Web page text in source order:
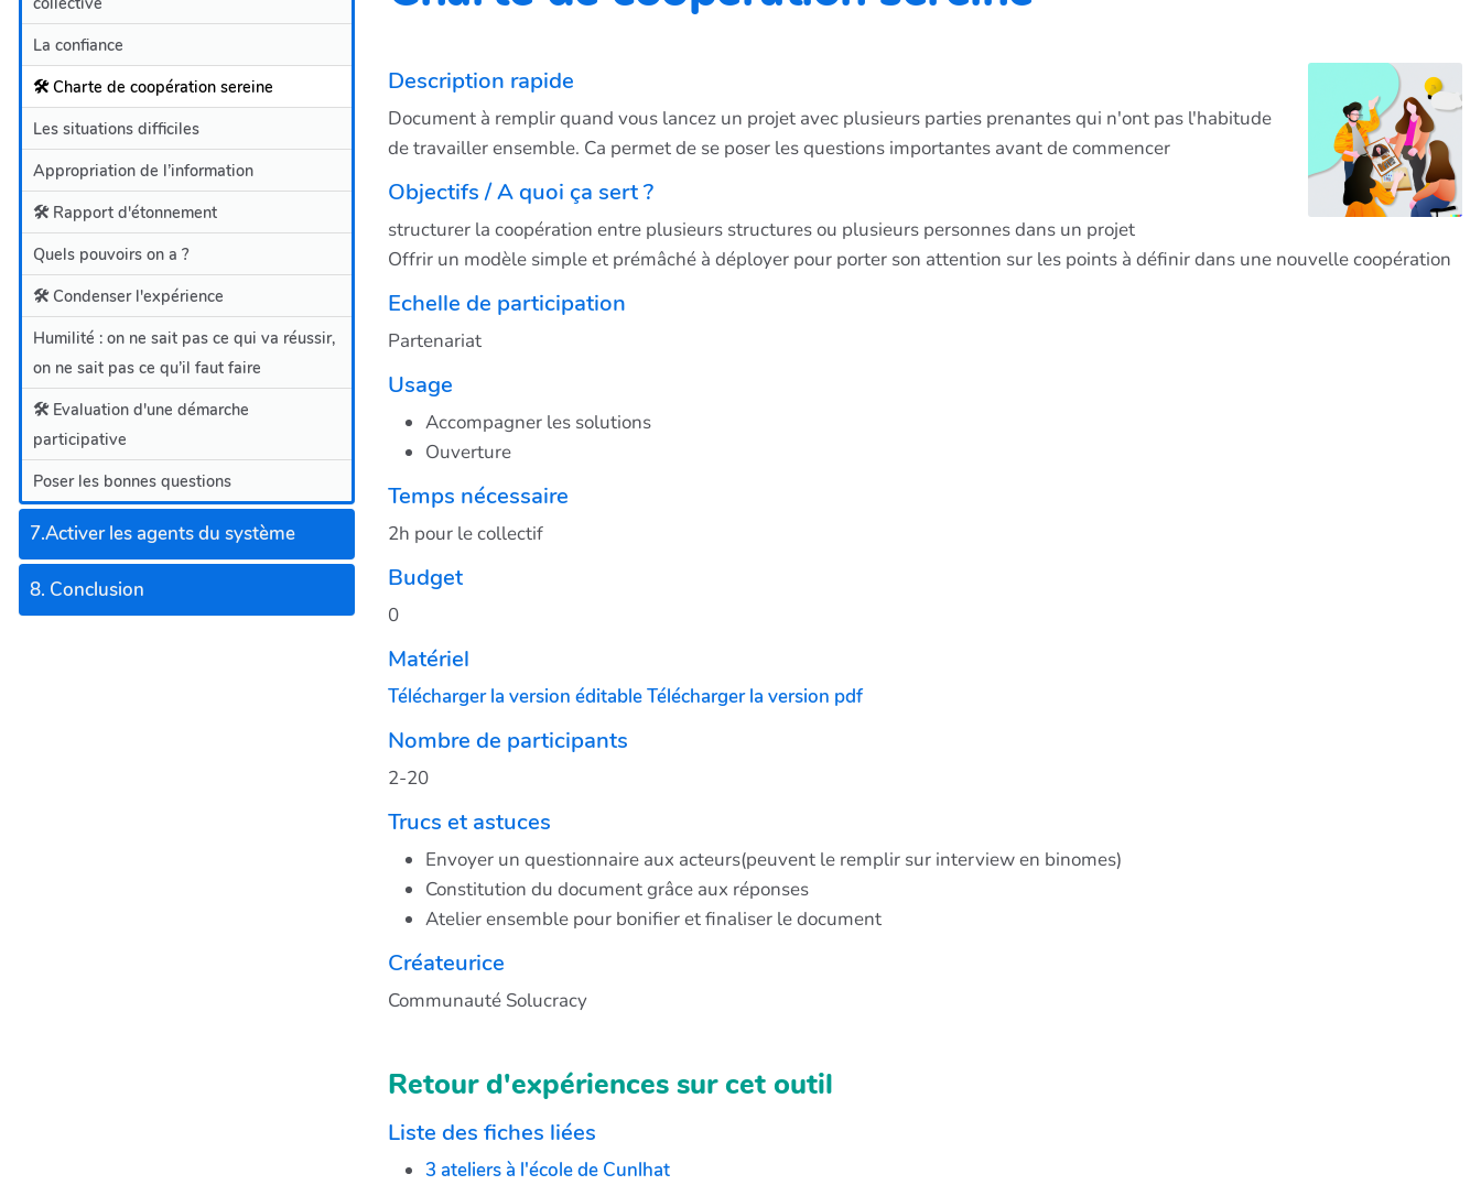
La confiance
🛠️ Charte de coopération sereine
Les situations difficiles
Appropriation de l’information
🛠️ Rapport d'étonnement
Quels pouvoirs on a ?
🛠️ Condenser l'expérience
Humilité : on ne sait pas ce qui va réussir,
on ne sait pas ce qu’il faut faire
🛠️ Evaluation d'une démarche
participative
Poser les bonnes questions
7.Activer les agents du système
8. Conclusion
Description rapide
Document à remplir quand vous lancez un projet avec plusieurs parties prenantes qui n'ont pas l'habitude
de travailler ensemble. Ca permet de se poser les questions importantes avant de commencer
Objectifs / A quoi ça sert ?
structurer la coopération entre plusieurs structures ou plusieurs personnes dans un projet
Offrir un modèle simple et prémâché à déployer pour porter son attention sur les points à définir dans une nouvelle coopération
Echelle de participation
Partenariat
Usage
Accompagner les solutions
Ouverture
Temps nécessaire
2h pour le collectif
Budget
0
Matériel
Télécharger la version éditableTélécharger la version pdf
Nombre de participants
2-20
Trucs et astuces
Envoyer un questionnaire aux acteurs(peuvent le remplir sur interview en binomes)
Constitution du document grâce aux réponses
Atelier ensemble pour bonifier et finaliser le document
Créateurice
Communauté Solucracy
Retour d'expériences sur cet outil
Liste des fiches liées
3 ateliers à l'école de Cunlhat